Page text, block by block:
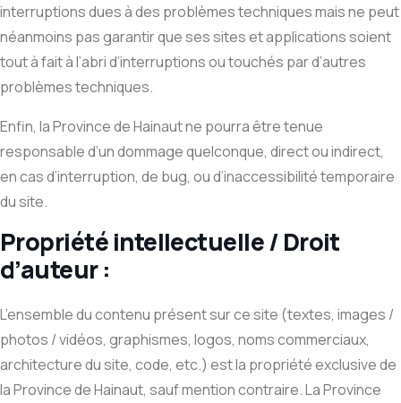
interruptions dues à des problèmes techniques mais ne peut
néanmoins pas garantir que ses sites et applications soient
tout à fait à l’abri d’interruptions ou touchés par d’autres
problèmes techniques.
Enfin, la Province de Hainaut ne pourra être tenue
responsable d’un dommage quelconque, direct ou indirect,
en cas d’interruption, de bug, ou d’inaccessibilité temporaire
du site.
Propriété intellectuelle / Droit
d’auteur :
L’ensemble du contenu présent sur ce site (textes, images /
photos / vidéos, graphismes, logos, noms commerciaux,
architecture du site, code, etc.) est la propriété exclusive de
la Province de Hainaut, sauf mention contraire. La Province